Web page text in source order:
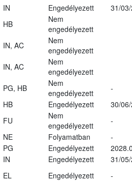
IN Engedélyezett
31/
HB
Nem
engedélyezett
IN, AC
Nem
engedélyezett
IN, AC
Nem
engedélyezett
PG, HB
Nem
engedélyezett
-
HB Engedélyezett
30/
FU
Nem
engedélyezett
-
NE Folyamatban
-
PG Engedélyezett
IN Engedélyezett
31/
EL Engedélyezett
-